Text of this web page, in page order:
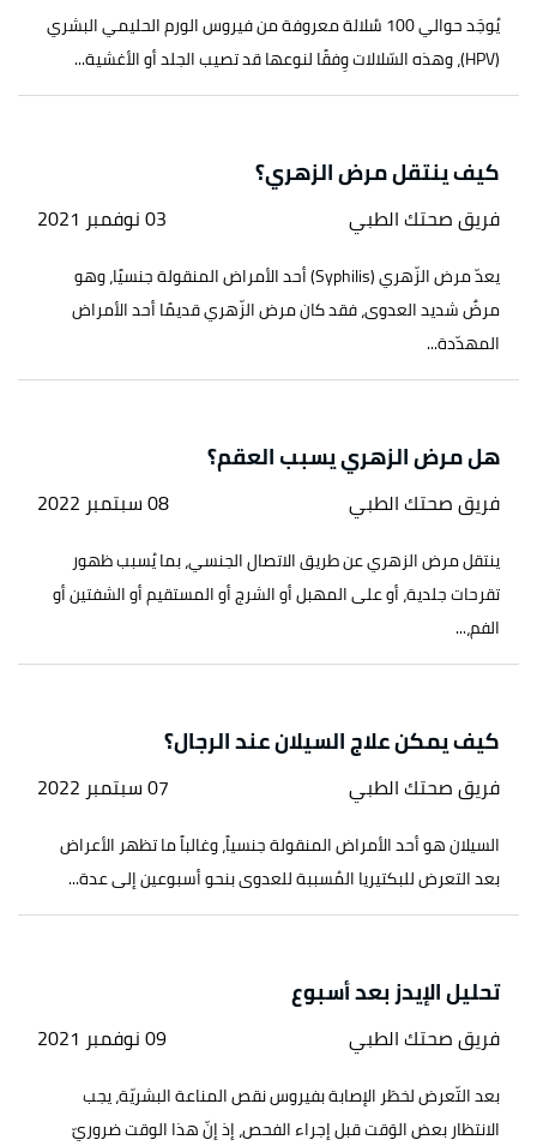
يُوجَد حوالي 100 سُلالة معروفة من فيروس الورم الحليمي البشري
(HPV)، وهذه السّلالات وِفقًا لنوعها قد تصيب الجلد أو الأغشية...
كيف ينتقل مرض الزهري؟
فريق صحتك الطبي 03 نوفمبر 2021
يعدّ مرض الزّهري (Syphilis) أحد الأمراض المنقولة جنسيًا، وهو
مرضٌ شديد العدوى، فقد كان مرض الزّهري قديمًا أحد الأمراض
المهدّدة...
هل مرض الزهري يسبب العقم؟
فريق صحتك الطبي 08 سبتمبر 2022
ينتقل مرض الزهري عن طريق الاتصال الجنسي، بما يُسبب ظهور
تقرحات جلدية، أو على المهبل أو الشرج أو المستقيم أو الشفتين أو
الفم،...
كيف يمكن علاج السيلان عند الرجال؟
فريق صحتك الطبي 07 سبتمبر 2022
السيلان هو أحد الأمراض المنقولة جنسياً، وغالباً ما تظهر الأعراض
بعد التعرض للبكتيريا المُسببة للعدوى بنحو أسبوعين إلى عدة...
تحليل الإيدز بعد أسبوع
فريق صحتك الطبي 09 نوفمبر 2021
بعد التّعرض لخطَر الإصابة بفيروس نقص المناعة البشريّة، يجب
الانتظار بعض الوَقت قبل إجراء الفحص، إذ إنّ هذا الوقت ضروريّ